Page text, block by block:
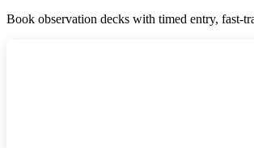
Book observation decks with timed entry,